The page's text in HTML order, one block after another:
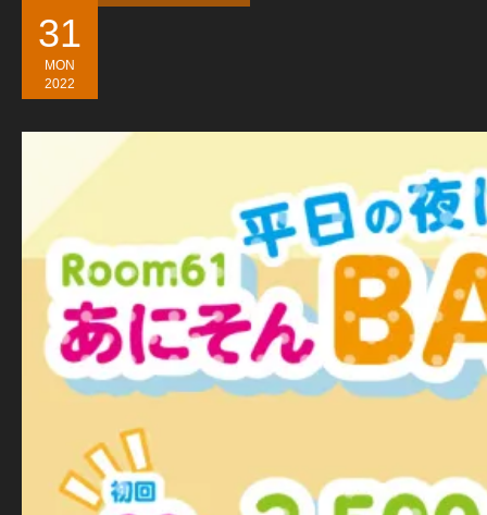
31
MON
2022